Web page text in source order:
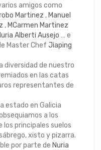
amigos como
Martinez , Manuel
, MCarmen Martinez
Alberti Ausejo … e
Master Chef Jiaping
diversidad de nuestro
en las catas
representantes de
estado en Galicia
a los
principales suelos
xisto y pizarra.
por parte de Nuria